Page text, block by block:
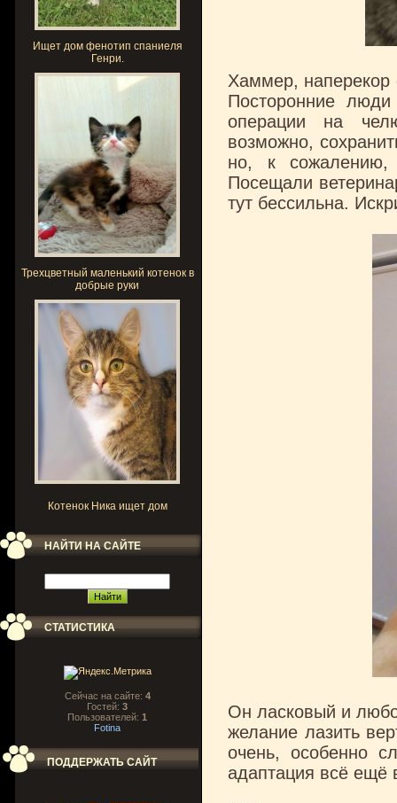
Ищет дом фенотип спаниеля
Генри.
Трехцветный маленький котенок в
добрые руки
Котенок Ника ищет дом
НАЙТИ НА САЙТЕ
СТАТИСТИКА
Сейчас на сайте: 4
Гостей: 3
Пользователей: 1
Fotina
ПОДДЕРЖАТЬ САЙТ
Хаммер, наперекор
Посторонние
операции на
возможно,
но, к сожалению,
Посещали
тут бессильна.
Он ласковый и
желание лазить
очень, особенно
адаптация всё ещё